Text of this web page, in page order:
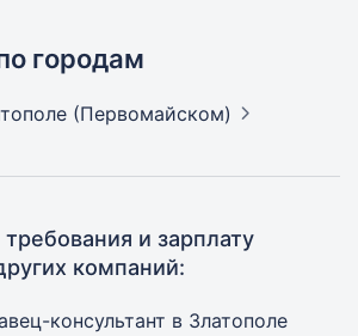
городам
(Первомайском)
и зарплату
компаний:
консультант в Златополе